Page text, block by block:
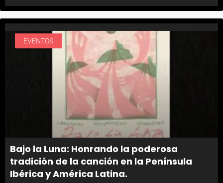
EVENTOS
Bajo la Luna: Honrando la poderosa
tradición de la canción en la Península
Ibérica y América Latina.